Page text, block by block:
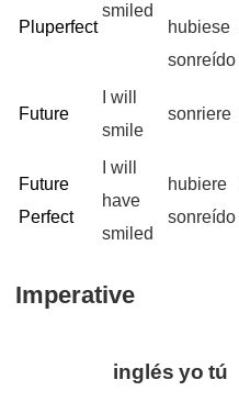
Pluperfect
smiled
hubiese
sonreído
Future
I will
smile
sonriere
Future
Perfect
I will
have
smiled
hubiere
sonreído
Imperative
inglés yo tú